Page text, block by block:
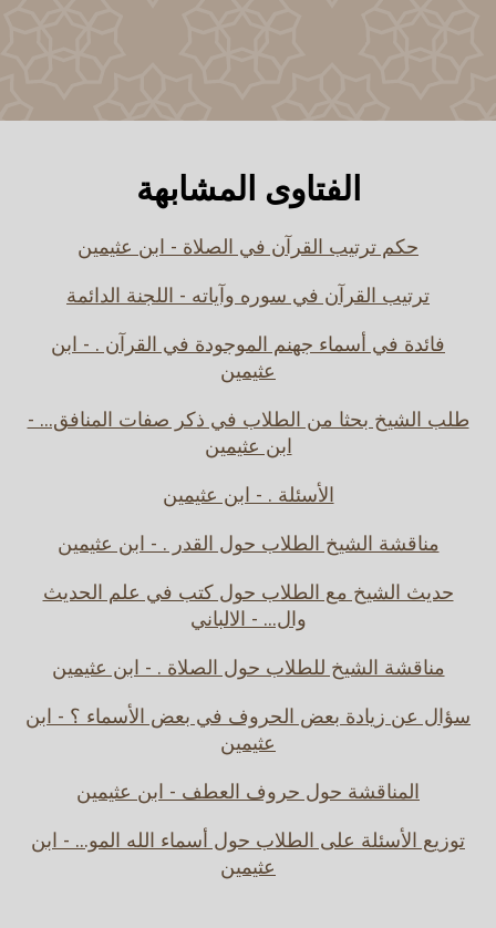
الفتاوى المشابهة
حكم ترتيب القرآن في الصلاة - ابن عثيمين
ترتيب القرآن في سوره وآياته - اللجنة الدائمة
فائدة في أسماء جهنم الموجودة في القرآن . - ابن
عثيمين
طلب الشيخ بحثا من الطلاب في ذكر صفات المنافق... -
ابن عثيمين
الأسئلة . - ابن عثيمين
مناقشة الشيخ الطلاب حول القدر . - ابن عثيمين
حديث الشيخ مع الطلاب حول كتب في علم الحديث
وال... - الالباني
مناقشة الشيخ للطلاب حول الصلاة . - ابن عثيمين
سؤال عن زيادة بعض الحروف في بعض الأسماء ؟ - ابن
عثيمين
المناقشة حول حروف العطف - ابن عثيمين
توزيع الأسئلة على الطلاب حول أسماء الله المو... - ابن
عثيمين